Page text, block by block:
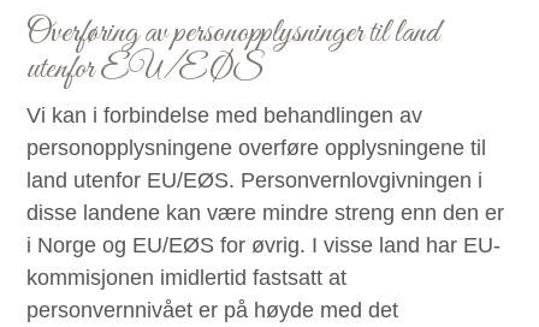
Overføring av personopplysninger til land
utenfor EU/EØS
Vi kan i forbindelse med behandlingen av
personopplysningene overføre opplysningene til
land utenfor EU/EØS. Personvernlovgivningen i
disse landene kan være mindre streng enn den er
i Norge og EU/EØS for øvrig. I visse land har EU-
kommisjonen imidlertid fastsatt at
personvernnivået er på høyde med det